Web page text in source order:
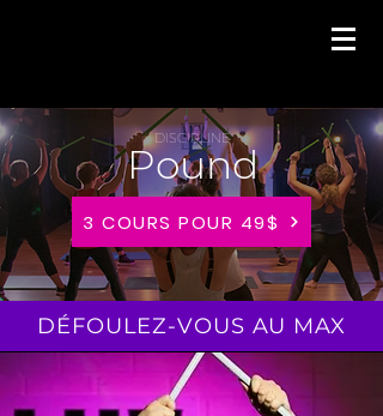
DISCIPLINE
Pound
3 COURS POUR 49$
DÉFOULEZ-VOUS AU MAX